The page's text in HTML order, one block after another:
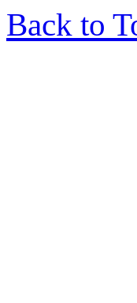
Back to